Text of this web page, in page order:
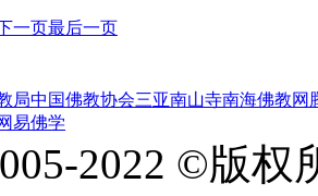
一页最后一页
局中国佛教协会三亚南山寺南海佛教网
易佛学
2022 ©版权